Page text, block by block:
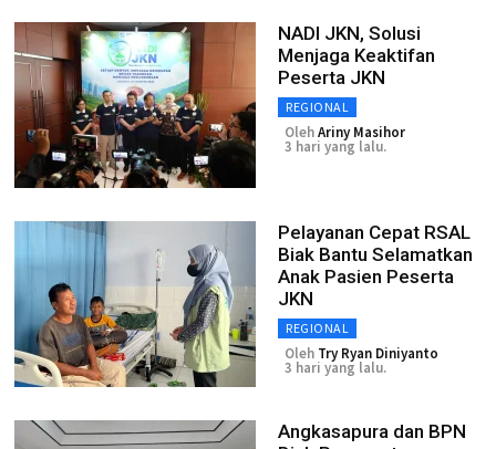
NADI JKN, Solusi
Menjaga Keaktifan
Peserta JKN
REGIONAL
OlehAriny Masihor
3 hari yang lalu.
Pelayanan Cepat RSAL
Biak Bantu Selamatkan
Anak Pasien Peserta
JKN
REGIONAL
Oleh Try Ryan Diniyanto
3 hari yang lalu.
Angkasapura dan BPN